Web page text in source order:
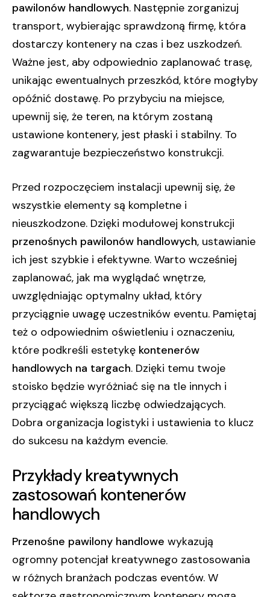
pawilonów handlowych. Następnie zorganizuj
transport, wybierając sprawdzoną firmę, która
dostarczy kontenery na czas i bez uszkodzeń.
Ważne jest, aby odpowiednio zaplanować trasę,
unikając ewentualnych przeszkód, które mogłyby
opóźnić dostawę. Po przybyciu na miejsce,
upewnij się, że teren, na którym zostaną
ustawione kontenery, jest płaski i stabilny. To
zagwarantuje bezpieczeństwo konstrukcji.
Przed rozpoczęciem instalacji upewnij się, że
wszystkie elementy są kompletne i
nieuszkodzone. Dzięki modułowej konstrukcji
przenośnych pawilonów handlowych, ustawianie
ich jest szybkie i efektywne. Warto wcześniej
zaplanować, jak ma wyglądać wnętrze,
uwzględniając optymalny układ, który
przyciągnie uwagę uczestników eventu. Pamiętaj
też o odpowiednim oświetleniu i oznaczeniu,
które podkreśli estetykę kontenerów
handlowych na targach. Dzięki temu twoje
stoisko będzie wyróżniać się na tle innych i
przyciągać większą liczbę odwiedzających.
Dobra organizacja logistyki i ustawienia to klucz
do sukcesu na każdym evencie.
Przykłady kreatywnych
zastosowań kontenerów
handlowych
Przenośne pawilony handlowe wykazują
ogromny potencjał kreatywnego zastosowania
w różnych branżach podczas eventów. W